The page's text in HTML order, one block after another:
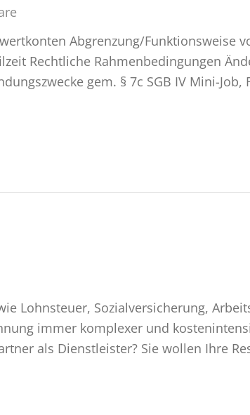
Abgrenzung/Funktionsweise
Rechtliche Rahmenbedingungen
gem. § 7c SGB IV Mini-
Lohnsteuer, Sozialversicherung,
immer komplexer und
als Dienstleister? Sie wollen Ihre